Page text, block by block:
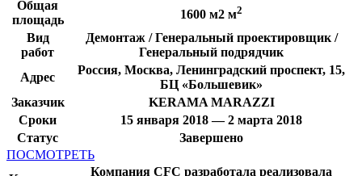
Общая
площадь
1600 м2 м2
Вид
работ
Демонтаж / Генеральный проектировщик /
Генеральный подрядчик
Адрес
Россия, Москва, Ленинградский проспект, 15,
БЦ «Большевик»
Заказчик
KERAMA MARAZZI
Сроки
15 января 2018 — 2 марта 2018
Статус
Завершено
ПОСМОТРЕТЬ
Компания CFC разработала реализовала